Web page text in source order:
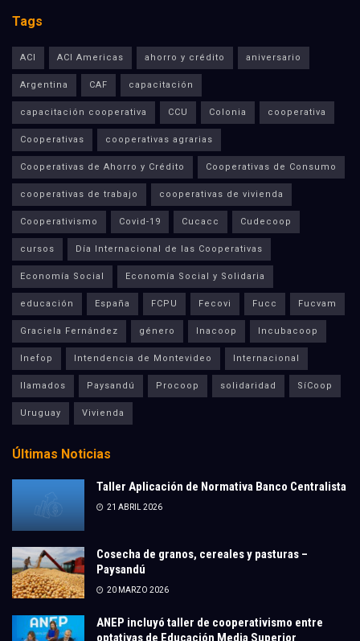
Tags
ACI ACI Americas ahorro y crédito aniversario
Argentina CAF capacitación
capacitación cooperativa CCU Colonia cooperativa
Cooperativas cooperativas agrarias
Cooperativas de Ahorro y Crédito Cooperativas de Consumo
cooperativas de trabajo cooperativas de vivienda
Cooperativismo Covid-19 Cucacc Cudecoop
cursos Día Internacional de las Cooperativas
Economía Social Economía Social y Solidaria
educación España FCPU Fecovi Fucc Fucvam
Graciela Fernández género Inacoop Incubacoop
Inefop Intendencia de Montevideo Internacional
llamados Paysandú Procoop solidaridad SíCoop
Uruguay Vivienda
Últimas Noticias
Taller Aplicación de Normativa Banco Centralista
21 ABRIL 2026
Cosecha de granos, cereales y pasturas –
Paysandú
20 MARZO 2026
ANEP incluyó taller de cooperativismo entre
optativas de Educación Media Superior